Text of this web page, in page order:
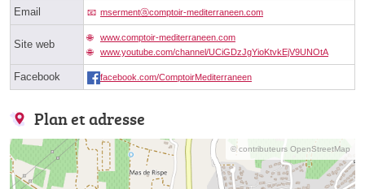
Email msermentⓐcomptoir-mediterraneen.com
Site web
www.comptoir-mediterraneen.com
www.youtube.com/channel/UCiGDzJgYioKtvkEjV9UNOtA
Facebook facebook.com/ComptoirMediterraneen
Plan et adresse
© contributeurs OpenStreetMap